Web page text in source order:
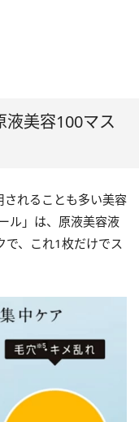
美容100マス
されることも多い美容
ル」は、原液美容液
で、これ1枚だけでス